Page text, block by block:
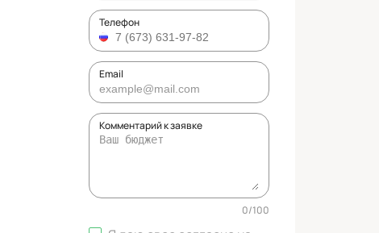
Телефон
Email
Комментарий к заявке
0/100